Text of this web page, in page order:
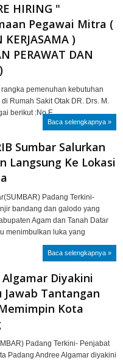
HIRING "
Pegawai Mitra (
KERJASAMA )
PERAWAT DAN
pemenuhan kebutuhan
Rumah Sakit Otak DR. Drs. M.
berikut :No.F…
Baca selengkapnya »
Sumbar Salurkan
Langsung Ke Lokasi
Padang Terkini-
bandang dan galodo yang
Agam dan Tanah Datar
menimbulkan luka yang
Baca selengkapnya »
Diyakini
Jawab Tantangan
Kota
Padang Terkini- Penjabat
Padang Andree Algamar diyakini